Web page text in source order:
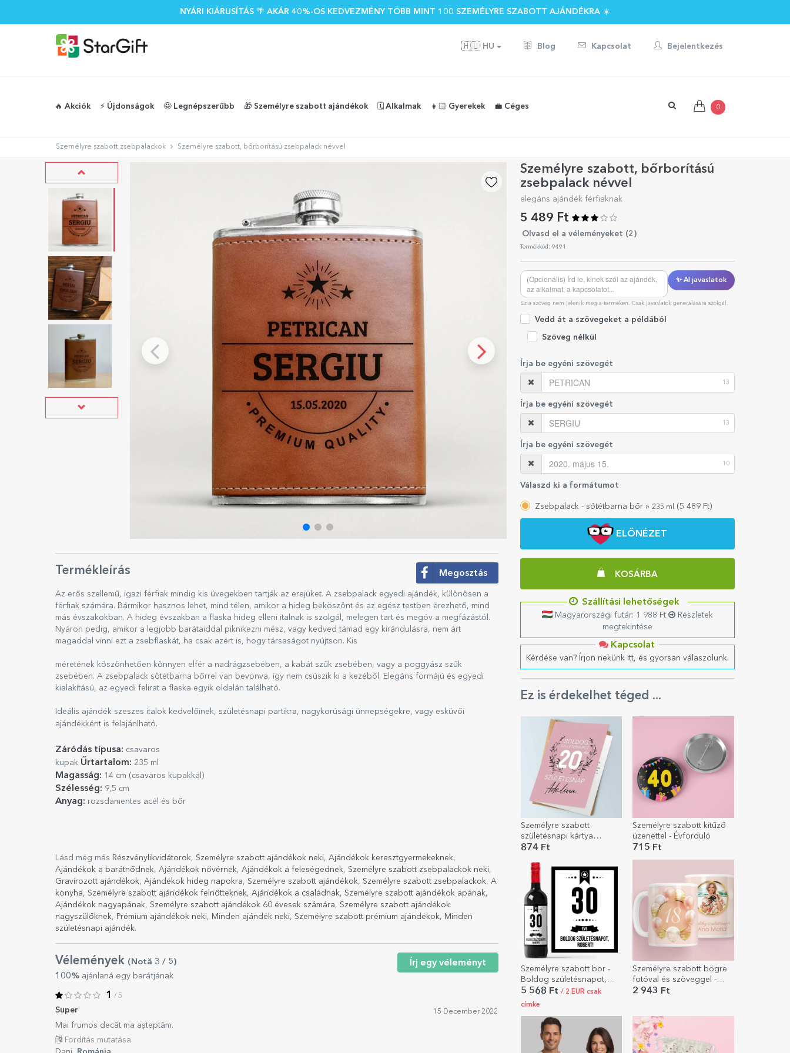
NYÁRI KIÁRUSÍTÁS 🌴 AKÁR 40%-OS KEDVEZMÉNY TÖBB MINT 100 SZEMÉLYRE SZABOTT AJÁNDÉKRA ☀️
🇭🇺 HU Blog Kapcsolat Bejelentkezés
🔥 Akciók ⚡️ Újdonságok 🤩 Legnépszerűbb 🎁 Személyre szabott ajándékok 🗓️ Alkalmak 👧🏻 Gyerekek 💼 Céges 0
Személyre szabott zsebpalackok Személyre szabott, bőrborítású zsebpalack névvel
Személyre szabott, bőrborítású
zsebpalack névvel
elegáns ajándék férfiaknak
5 489 Ft
Olvasd el a véleményeket (2 )
Termékkód: 9491
✨ AI javaslatok
Ez a szöveg nem jelenik meg a terméken. Csak javaslatok generálására szolgál.
Vedd át a szövegeket a példából
Szöveg nélkül
Írja be egyéni szövegét
13
Írja be egyéni szövegét
13
Írja be egyéni szövegét
10
Válaszd ki a formátumot
Zsebpalack - sötétbarna bőr » 235 ml (5 489Ft)
ELŐNÉZET
KOSÁRBA
Szállítási lehetőségek
Magyarországi futár: 1 988 Ft
Részletek
megtekintése
Kapcsolat
Kérdése van? Írjon nekünk itt, és gyorsan válaszolunk.
Ez is érdekelhet téged ...
Személyre szabott
születésnapi kártya
szöveggel - Virágos
874 Ft
Személyre szabott kitűző
üzenettel - Évforduló
715 Ft
Személyre szabott bor -
Boldog születésnapot,
fehér háttér
5 568 Ft / 2 EUR csak
címke
Személyre szabott bögre
fotóval és szöveggel -
Majorat
2 943 Ft
Termékleírás Megosztás
Az erős szellemű, igazi férfiak mindig kis üvegekben tartják az erejüket. A zsebpalack egyedi ajándék, különösen a
férfiak számára. Bármikor hasznos lehet, mind télen, amikor a hideg beköszönt és az egész testben érezhető, mind
más évszakokban. A hideg évszakban a flaska hideg elleni italnak is szolgál, melegen tart és megóv a megfázástól.
Nyáron pedig, amikor a legjobb barátaiddal piknikezni mész, vagy kedved támad egy kirándulásra, nem árt
magaddal vinni ezt a zsebflaskát, ha csak azért is, hogy társaságot nyújtson. Kis
méretének köszönhetően könnyen elfér a nadrágzsebében, a kabát szűk zsebében, vagy a poggyász szűk
zsebében. A zsebpalack sötétbarna bőrrel van bevonva, így nem csúszik ki a kezéből. Elegáns formájú és egyedi
kialakítású, az egyedi felirat a flaska egyik oldalán található.
Ideális ajándék szeszes italok kedvelőinek, születésnapi partikra, nagykorúsági ünnepségekre, vagy esküvői
ajándékként is felajánlható.
Záródás típusa: csavaros
kupak Űrtartalom: 235 ml
Magasság: 14 cm (csavaros kupakkal)
Szélesség: 9,5 cm
Anyag: rozsdamentes acél és bőr
Lásd még más Részvénylikvidátorok, Személyre szabott ajándékok neki, Ajándékok keresztgyermekeknek,
Ajándékok a barátnődnek, Ajándékok nővérnek, Ajándékok a feleségednek, Személyre szabott zsebpalackok neki,
Gravírozott ajándékok, Ajándékok hideg napokra, Személyre szabott ajándékok, Személyre szabott zsebpalackok, A
konyha, Személyre szabott ajándékok felnőtteknek, Ajándékok a családnak, Személyre szabott ajándékok apának,
Ajándékok nagyapának, Személyre szabott ajándékok 60 évesek számára, Személyre szabott ajándékok
nagyszülőknek, Prémium ajándékok neki, Minden ajándék neki, Személyre szabott prémium ajándékok, Minden
születésnapi ajándék.
Vélemények (Notă 3 / 5)
100% ajánlaná egy barátjának
Írj egy véleményt
1 / 5
Super 15 December 2022
Mai frumos decât ma așteptăm.
Fordítás mutatása